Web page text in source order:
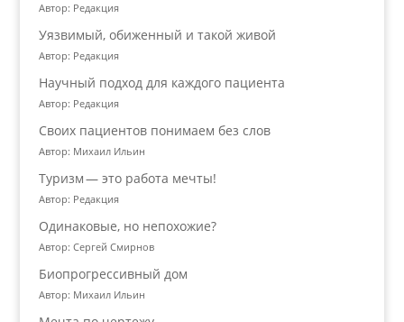
Автор: Редакция
Уязвимый, обиженный и такой живой
Автор: Редакция
Научный подход для каждого пациента
Автор: Редакция
Своих пациентов понимаем без слов
Автор: Михаил Ильин
Туризм — это работа мечты!
Автор: Редакция
Одинаковые, но непохожие?
Автор: Сергей Смирнов
Биопрогрессивный дом
Автор: Михаил Ильин